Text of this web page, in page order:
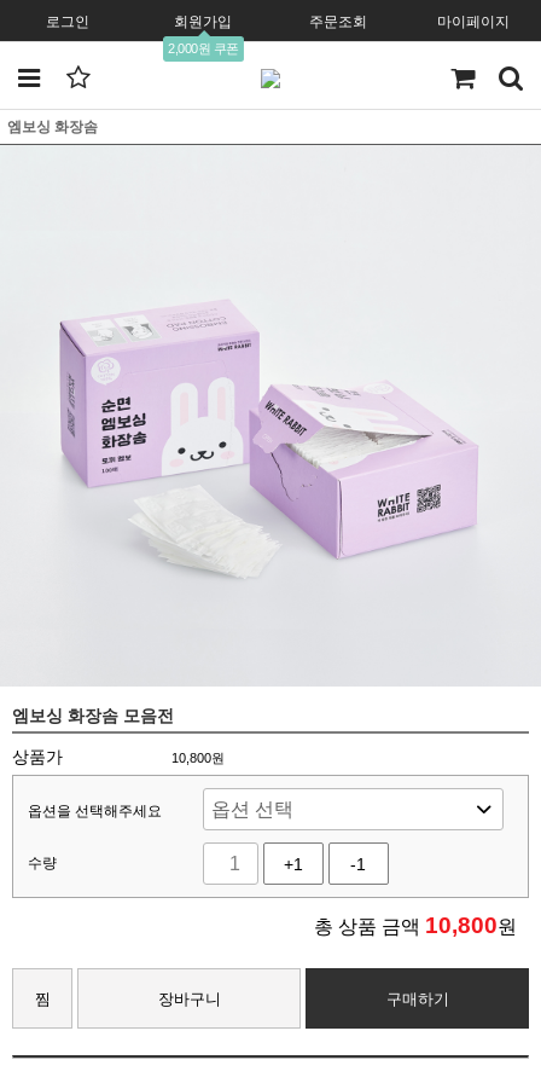
로그인 회원가입
2,000원 쿠폰
주문조회 마이페이지
엠보싱 화장솜
엠보싱 화장솜 모음전
상품가 10,800원
옵션을 선택해주세요
수량 +1 -1
총 상품 금액 10,800원
찜 장바구니 구매하기